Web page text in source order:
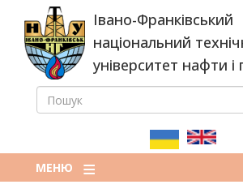
основного
вмісту
Івано-Франківський
національний
університет нафти і
ПОШУКОВА
ПОШУК
МЕНЮ